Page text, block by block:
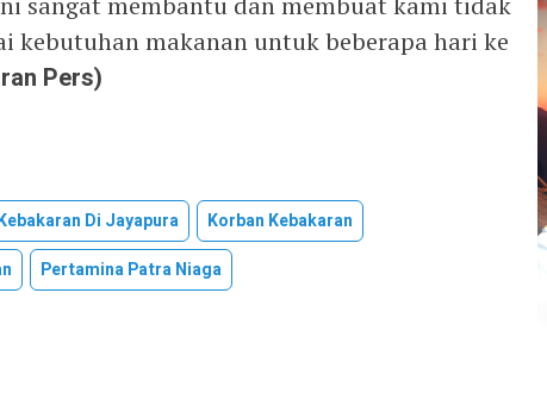
kebutuhan makanan untuk beberapa hari ke
Pers)
Di Jayapura
Korban Kebakaran
Pertamina Patra Niaga